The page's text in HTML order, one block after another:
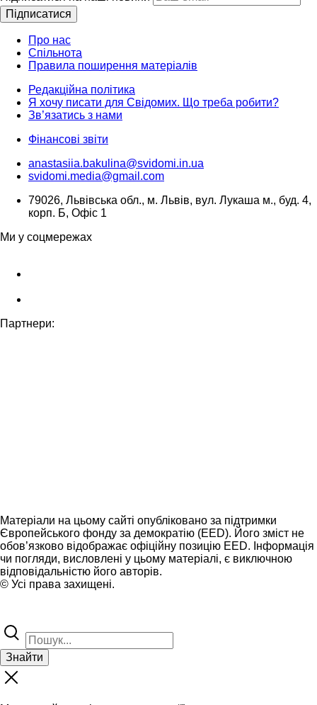
Підписатися
Про нас
Спільнота
Правила поширення матеріалів
Редакційна політика
Я хочу писати для Свідомих. Що треба робити?
Зв’язатись з нами
Фінансові звіти
anastasiia.bakulina@svidomi.in.ua
svidomi.media@gmail.com
79026, Львівська обл., м. Львів, вул. Лукаша м., буд. 4,
корп. Б, Офіс 1
Ми у соцмережах
Партнери:
Матеріали на цьому сайті опубліковано за підтримки
Європейського фонду за демократію (EED). Його зміст не
обов’язково відображає офіційну позицію EED. Інформація
чи погляди, висловлені у цьому матеріалі, є виключною
відповідальністю його авторів.
© Усі права захищені.
Знайти